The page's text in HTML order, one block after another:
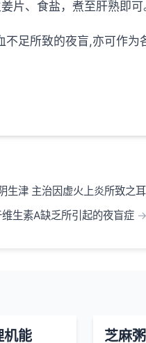
片、食盐，煮至肝熟即可
足所致的夜盲,亦可作为
生津 主治因虚火上炎所致之
生素A缺乏所引起的夜盲症
机能